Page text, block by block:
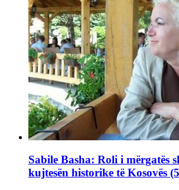
Sabile Basha: Roli i mërgatës
kujtesën historike të Kosovës